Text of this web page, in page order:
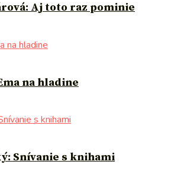
Aj toto raz pominie
na hladine
Snívanie s knihami